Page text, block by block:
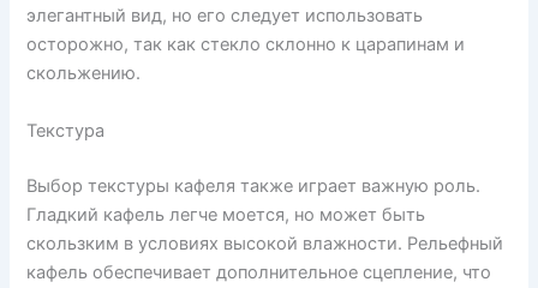
элегантный вид, но его следует использовать
осторожно, так как стекло склонно к царапинам и
скольжению.
Текстура
Выбор текстуры кафеля также играет важную роль.
Гладкий кафель легче моется, но может быть
скользким в условиях высокой влажности. Рельефный
кафель обеспечивает дополнительное сцепление, что